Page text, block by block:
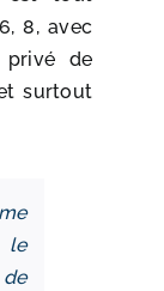
8, avec
privé de
surtout
le